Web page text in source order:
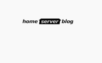
Inhalt